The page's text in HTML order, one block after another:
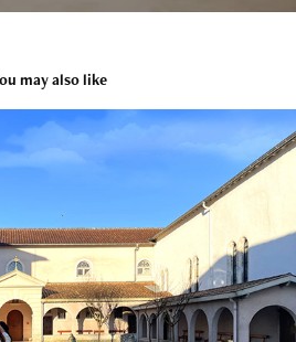
may also like
dominicaines de Dax
2024